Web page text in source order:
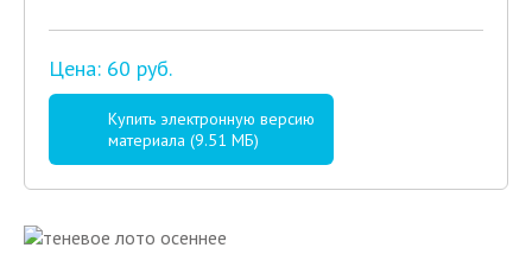
Цена: 60 руб.
Купить электронную версию
материала (9.51 МБ)